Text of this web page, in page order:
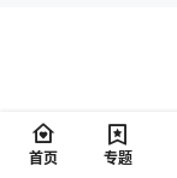
首页 专题